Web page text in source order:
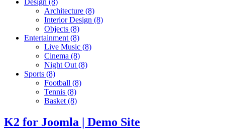
Design (8)
Architecture (8)
Interior Design (8)
Objects (8)
Entertainment (8)
Live Music (8)
Cinema (8)
Night Out (8)
Sports (8)
Football (8)
Tennis (8)
Basket (8)
K2 for Joomla | Demo Site